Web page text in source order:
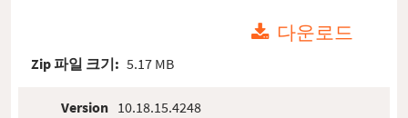
다운로드
Zip 파일 크기: 5.17 MB
Version 10.18.15.4248